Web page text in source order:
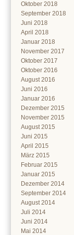
Oktober 2018
September 2018
Juni 2018
April 2018
Januar 2018
November 2017
Oktober 2017
Oktober 2016
August 2016
Juni 2016
Januar 2016
Dezember 2015
November 2015
August 2015
Juni 2015
April 2015
März 2015
Februar 2015
Januar 2015
Dezember 2014
September 2014
August 2014
Juli 2014
Juni 2014
Mai 2014